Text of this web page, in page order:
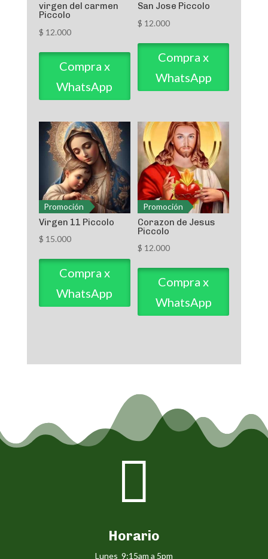
virgen del carmen
Piccolo
$ 12.000
Compra x
WhatsApp
San Jose Piccolo
$ 12.000
Compra x
WhatsApp
Promoción
Virgen 11 Piccolo
$ 15.000
Compra x
WhatsApp
Promoción
Corazon de Jesus
Piccolo
$ 12.000
Compra x
WhatsApp

Horario
Lunes 9:15am a 5pm